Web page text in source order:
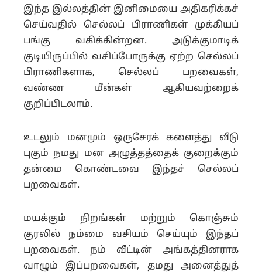
இந்த இல்லத்தின் இனிமையை அதிகரிக்கச்
செய்வதில் செல்லப் பிராணிகள் முக்கியப்
பங்கு வகிக்கின்றன. அடுக்குமாடிக்
குடியிருப்பில் வசிப்போருக்கு ஏற்ற செல்லப்
பிராணிகளாக, செல்லப் பறவைகள்,
வண்ண மீன்கள் ஆகியவற்றைக்
குறிப்பிடலாம்.
உடலும் மனமும் ஒருசேரக் களைத்து வீடு
புகும் நமது மன அழுத்தத்தைக் குறைக்கும்
தன்மை கொண்டவை இந்தச் செல்லப்
பறவைகள்.
மயக்கும் நிறங்கள் மற்றும் கொஞ்சும்
குரலில் நம்மை வசியம் செய்யும் இந்தப்
பறவைகள். நம் வீட்டின் அங்கத்தினராக
வாழும் இப்பறவைகள், தமது அனைத்துத்